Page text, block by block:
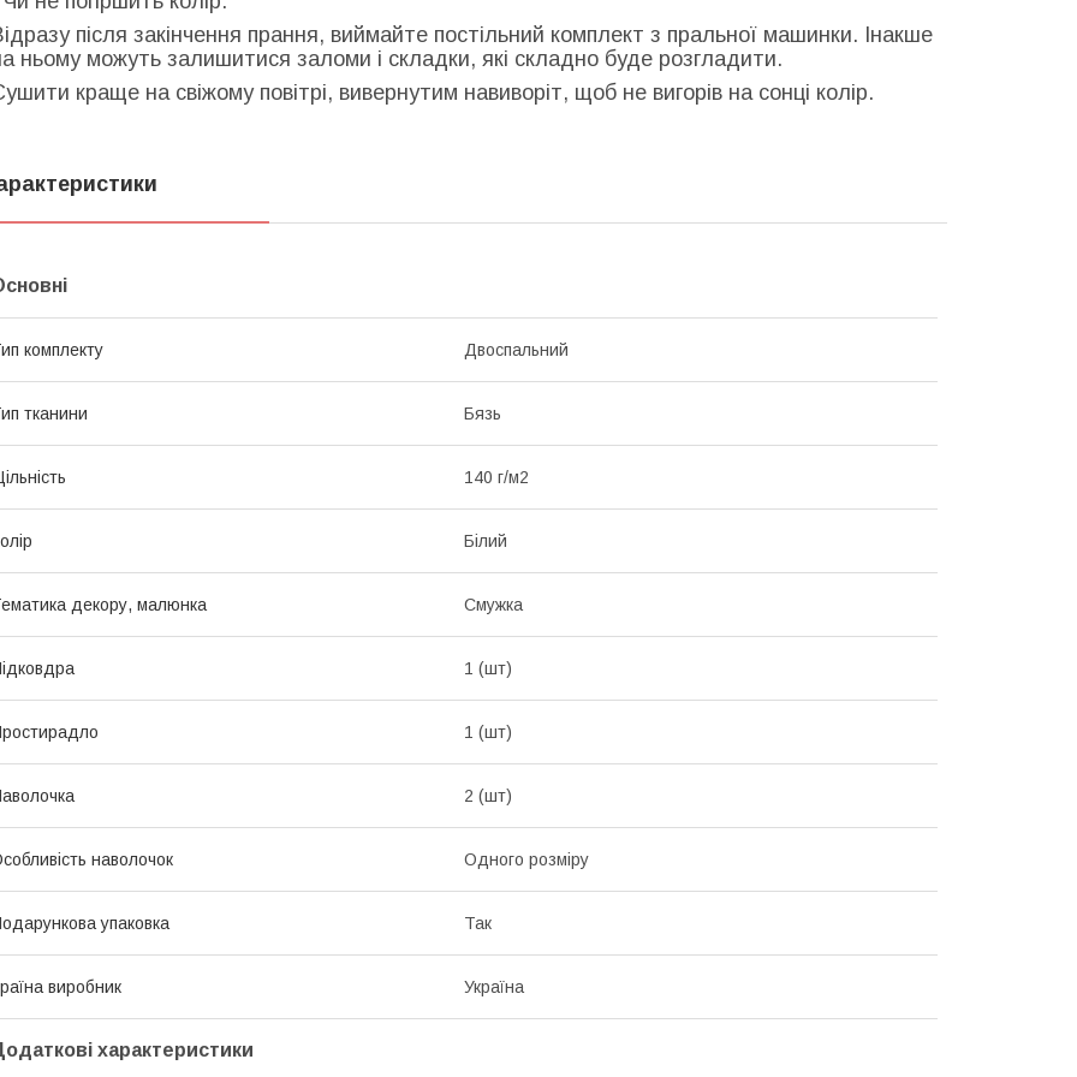
після закінчення прання, виймайте постільний комплект з пральної машинки. Інакше
ньому можуть залишитися заломи і складки, які складно буде розгладити.
краще на свіжому повітрі, вивернутим навиворіт, щоб не вигорів на сонці колір.
комплекту Двоспальний
тканини Бязь
140 г/м2
Білий
декору, малюнка Смужка
1 (шт)
1 (шт)
2 (шт)
наволочок Одного розміру
упаковка Так
виробник Україна
характеристики